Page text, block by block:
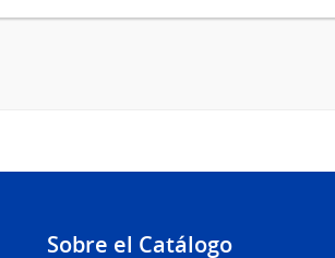
Sobre el Catálogo